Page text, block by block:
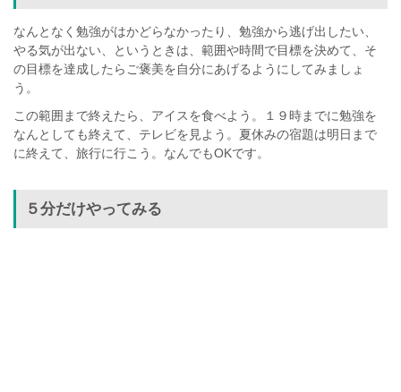
なんとなく勉強がはかどらなかったり、勉強から逃げ出したい、
やる気が出ない、というときは、範囲や時間で目標を決めて、そ
の目標を達成したらご褒美を自分にあげるようにしてみましょ
う。
この範囲まで終えたら、アイスを食べよう。１９時までに勉強を
なんとしても終えて、テレビを見よう。夏休みの宿題は明日まで
に終えて、旅行に行こう。なんでもOKです。
５分だけやってみる